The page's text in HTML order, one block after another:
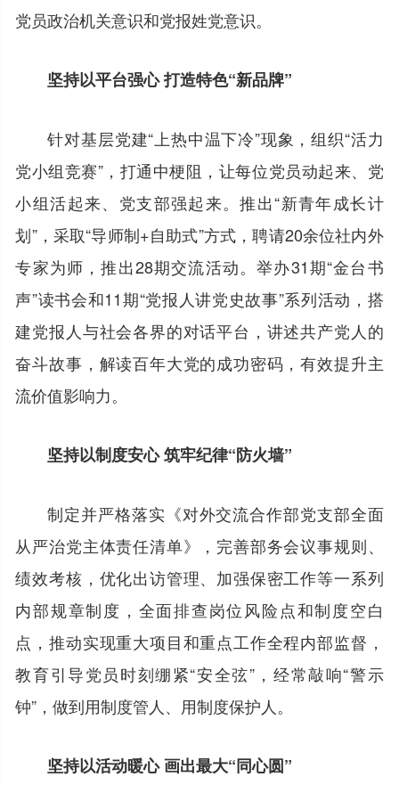
党员政治机关意识和党报姓党意识。
坚持以平台强心 打造特色“新品牌”
针对基层党建“上热中温下冷”现象，组织“活力
党小组竞赛”，打通中梗阻，让每位党员动起来、党
小组活起来、党支部强起来。推出“新青年成长计
划”，采取“导师制+自助式”方式，聘请20余位社内外
专家为师，推出28期交流活动。举办31期“金台书
声”读书会和11期“党报人讲党史故事”系列活动，搭
建党报人与社会各界的对话平台，讲述共产党人的
奋斗故事，解读百年大党的成功密码，有效提升主
流价值影响力。
坚持以制度安心 筑牢纪律“防火墙”
制定并严格落实《对外交流合作部党支部全面
从严治党主体责任清单》，完善部务会议事规则、
绩效考核，优化出访管理、加强保密工作等一系列
内部规章制度，全面排查岗位风险点和制度空白
点，推动实现重大项目和重点工作全程内部监督，
教育引导党员时刻绷紧“安全弦”，经常敲响“警示
钟”，做到用制度管人、用制度保护人。
坚持以活动暖心 画出最大“同心圆”